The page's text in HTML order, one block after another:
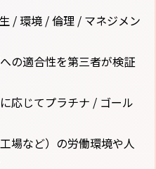
/ 環境 / 倫理 / マネジメン
の適合性を第三者が検証
応じてプラチナ / ゴール
場など）の労働環境や人